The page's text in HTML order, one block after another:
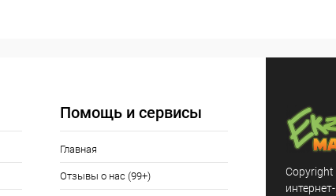
Помощь и сервисы
Главная
Отзывы о нас (99+)